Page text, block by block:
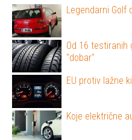
Legendarni Golf
Od 16 testiranih
"dobar"
EU protiv lažne
Koje električne